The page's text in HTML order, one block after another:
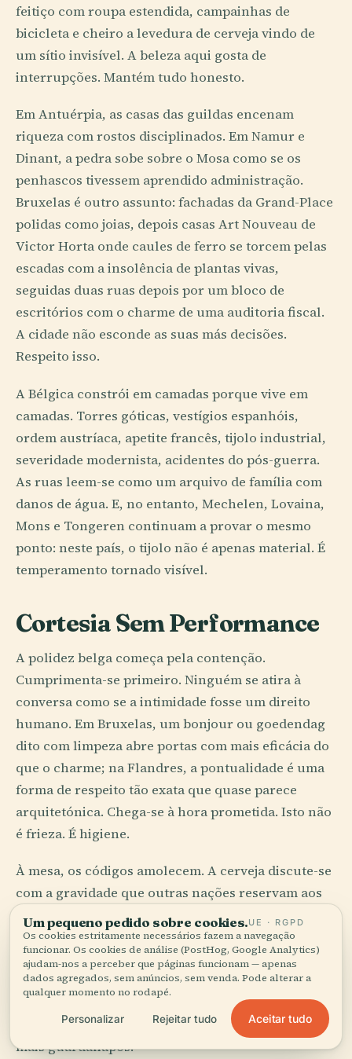
feitiço com roupa estendida, campainhas de
bicicleta e cheiro a levedura de cerveja vindo de
um sítio invisível. A beleza aqui gosta de
interrupções. Mantém tudo honesto.
Em Antuérpia, as casas das guildas encenam
riqueza com rostos disciplinados. Em Namur e
Dinant, a pedra sobe sobre o Mosa como se os
penhascos tivessem aprendido administração.
Bruxelas é outro assunto: fachadas da Grand-Place
polidas como joias, depois casas Art Nouveau de
Victor Horta onde caules de ferro se torcem pelas
escadas com a insolência de plantas vivas,
seguidas duas ruas depois por um bloco de
escritórios com o charme de uma auditoria fiscal.
A cidade não esconde as suas más decisões.
Respeito isso.
A Bélgica constrói em camadas porque vive em
camadas. Torres góticas, vestígios espanhóis,
ordem austríaca, apetite francês, tijolo industrial,
severidade modernista, acidentes do pós-guerra.
As ruas leem-se como um arquivo de família com
danos de água. E, no entanto, Mechelen, Lovaina,
Mons e Tongeren continuam a provar o mesmo
ponto: neste país, o tijolo não é apenas material. É
temperamento tornado visível.
Cortesia Sem Performance
A polidez belga começa pela contenção.
Cumprimenta-se primeiro. Ninguém se atira à
conversa como se a intimidade fosse um direito
humano. Em Bruxelas, um bonjour ou goedendag
dito com limpeza abre portas com mais eficácia do
que o charme; na Flandres, a pontualidade é uma
forma de respeito tão exata que quase parece
arquitetónica. Chega-se à hora prometida. Isto não
é frieza. É higiene.
À mesa, os códigos amolecem. A cerveja discute-se
com a gravidade que outras nações reservam aos
tratados. Um copo não é recipiente, mas um
argumento sobre forma, espuma, memória,
mosteiro, temperatura. Alguém lhe dirá que
cerveja pertence a que copo, e essa pessoa terá
razão. Em Liège, o ritual em torno dos boulets e
das fritas tem a mesma solenidade, embora com
mais guardanapos.
Um pequeno pedido sobre cookies.UE · RGPD
Os cookies estritamente necessários fazem a navegação
funcionar. Os cookies de análise (PostHog, Google Analytics)
ajudam-nos a perceber que páginas funcionam — apenas
dados agregados, sem anúncios, sem venda. Pode alterar a
qualquer momento no rodapé.
Personalizar Rejeitar tudo Aceitar tudo